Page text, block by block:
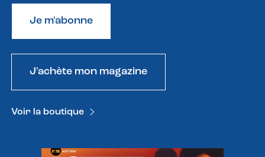
Je m'abonne
J'achète mon magazine
Voir la boutique